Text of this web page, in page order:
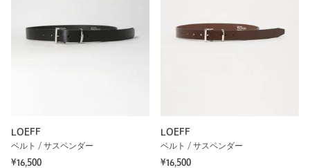
LOEFF
ベルト / サスペンダー
¥16,500
LOEFF
ベルト / サスペンダー
¥16,500